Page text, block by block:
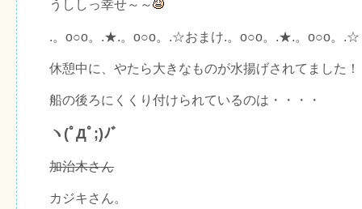
うししっ幸せ～～
.。o○o。.★.。o○o。.☆おまけ.。o○o。.★.。o○o。.☆
休憩中に、やたら大きなものが水揚げされてました！
船の後ろにくくり付けられているのは・・・・
ヽ(ﾟДﾟ;)ﾉﾞ
加治木さん
カジキさん。